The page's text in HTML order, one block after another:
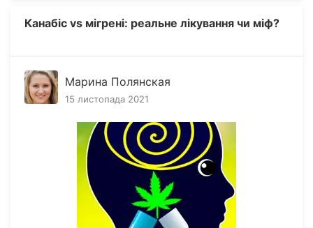
Канабіс vs мігрені: реальне лікування чи міф?
Марина Полянская
15 листопада 2021